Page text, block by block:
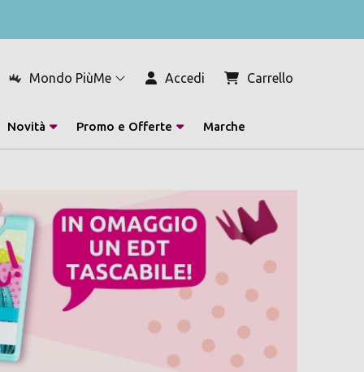
Mondo PiùMe Accedi Carrello
Novità Promo e Offerte Marche